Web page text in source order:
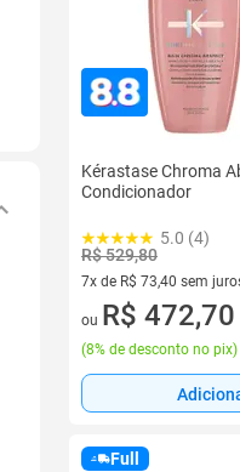
Kérastase Chroma
Condicionador
5.0 (4)
R$ 529,80
7x de R$ 73,40 sem
7 vez de R$ 73,40 sem
ou R$ 472,70
(8% de desconto no pix)
Full